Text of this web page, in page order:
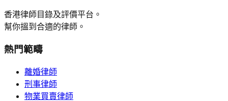
香港律師目錄及評價平台。
幫你搵到合適的律師。
熱門範疇
離婚律師
刑事律師
物業買賣律師